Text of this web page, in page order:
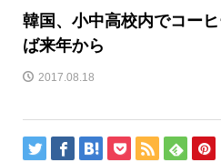
韓国、小中高校内でコー
ば来年から
2017.08.18